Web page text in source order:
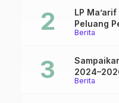
Berita
LP
Peluang
Lulusan
Berita